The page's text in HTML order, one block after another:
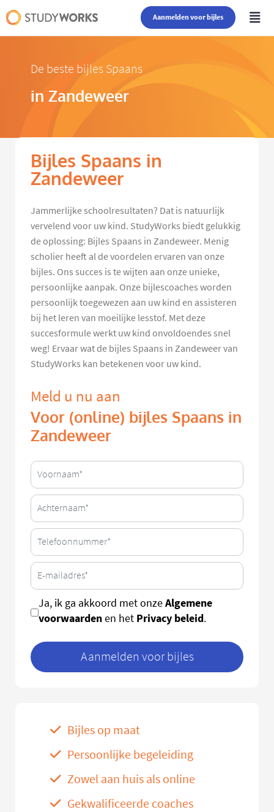
Aanmelden voor bijles
De beste bijles Spaans
in Zandeweer
Bijles Spaans in
Zandeweer
Jammerlijke schoolresultaten? Dat is natuurlijk
vervelend voor uw kind. StudyWorks biedt gelukkig
de oplossing: Bijles Spaans in Zandeweer. Menig
scholier heeft al de voordelen ervaren van onze
bijles. Ons succes is te wijten aan onze unieke,
persoonlijke aanpak. Onze bijlescoaches worden
persoonlijk toegewezen aan uw kind en assisteren
bij het leren van moeilijke lesstof. Met deze
succesformule werkt uw kind onvoldoendes snel
weg! Ervaar wat de bijles Spaans in Zandeweer van
StudyWorks kan betekenen voor uw kind.
Meld u nu aan
Voor (online) bijles Spaans in
Zandeweer
Ja, ik ga akkoord met onzeAlgemene
voorwaardenen het Privacy beleid.
Aanmelden voor bijles
Bijles op maat
Persoonlijke begeleiding
Zowel aan huis als online
Gekwalificeerde coaches